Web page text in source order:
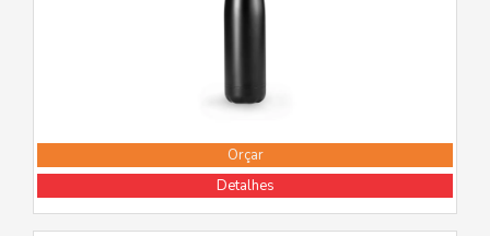
Orçar
Detalhes